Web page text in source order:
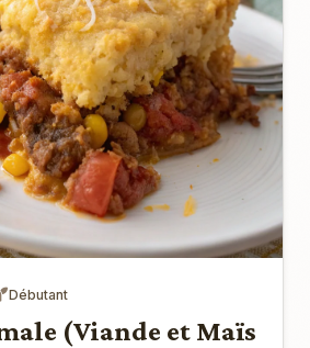
Débutant
(Viande et Maïs